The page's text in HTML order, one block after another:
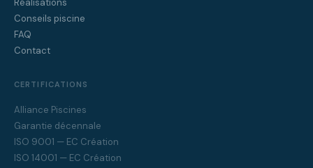
Réalisations
Conseils piscine
FAQ
Contact
CERTIFICATIONS
Alliance Piscines
Garantie décennale
ISO 9001 — EC Création
ISO 14001 — EC Création